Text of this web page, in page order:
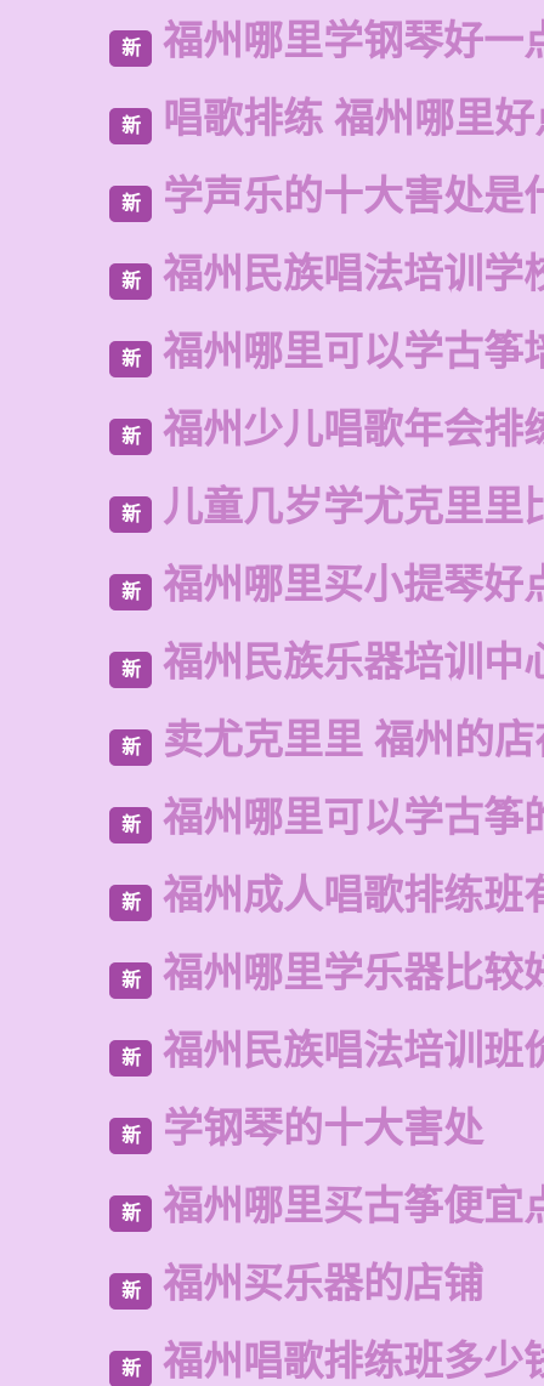
新 福州哪里学钢琴好一
新 唱歌排练 福州哪里好
新 学声乐的十大害处是
新 福州民族唱法培训学
新 福州哪里可以学古筝
新 福州少儿唱歌年会排
新 儿童几岁学尤克里里
新 福州哪里买小提琴好
新 福州民族乐器培训中
新 卖尤克里里 福州的
新 福州哪里可以学古筝
新 福州成人唱歌排练班
新 福州哪里学乐器比较
新 福州民族唱法培训班
新 学钢琴的十大害处
新 福州哪里买古筝便宜
新 福州买乐器的店铺
新 福州唱歌排练班多少